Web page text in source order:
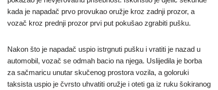
kada je napadač prvo provukao oružje kroz zadnji prozor, a
vozač kroz prednji prozor prvi put pokušao zgrabiti pušku.
Nakon što je napadač uspio istrgnuti pušku i vratiti je nazad u
automobil, vozač se odmah bacio na njega. Uslijedila je borba
za sačmaricu unutar skučenog prostora vozila, a goloruki
taksista uspio je čvrsto uhvatiti oružje i oteti ga iz ruku šokiranog